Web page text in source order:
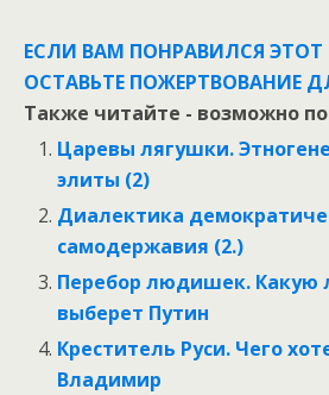
ЕСЛИ ВАМ ПОНРАВИЛСЯ
ОСТАВЬТЕ ПОЖЕРТВОВАНИЕ
Также читайте - возможно
Царевы лягушки.
элиты (2)
Диалектика
самодержавия (2.)
Перебор людишек. Какую
выберет Путин
Креститель Руси. Чего
Владимир